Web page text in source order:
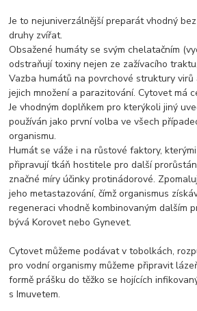
Je to nejuniverzálnější preparát vhodný
druhy zvířat.
Obsažené humáty se svým chelatačním
odstraňují toxiny nejen ze zažívacího
Vazba humátů na povrchové struktury virů
jejich množení a parazitování. Cytovet má
Je vhodným doplňkem pro kterýkoli jiný
používán jako první volba ve všech
organismu.
Humát se váže i na růstové faktory,
připravují tkáň hostitele pro další
značné míry účinky protinádorové.
jeho metastazování, čímž organismus
regeneraci vhodně kombinovaným dalším
bývá Korovet nebo Gynevet.
Cytovet můžeme podávat v tobolkách,
pro vodní organismy můžeme připravit
formě prášku do těžko se hojících
s Imuvetem.